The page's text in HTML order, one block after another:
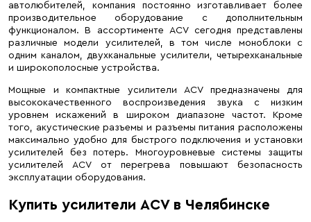
автолюбителей, компания постоянно изготавливает более
производительное оборудование с дополнительным
функционалом. В ассортименте ACV сегодня представлены
различные модели усилителей, в том числе моноблоки с
одним каналом, двухканальные усилители, четырехканальные
и широкополосные устройства.
Мощные и компактные усилители ACV предназначены для
высококачественного воспроизведения звука с низким
уровнем искажений в широком диапазоне частот. Кроме
того, акустические разъемы и разъемы питания расположены
максимально удобно для быстрого подключения и установки
усилителей без потерь. Многоуровневые системы защиты
усилителей ACV от перегрева повышают безопасность
эксплуатации оборудования.
Купить усилители ACV в Челябинске